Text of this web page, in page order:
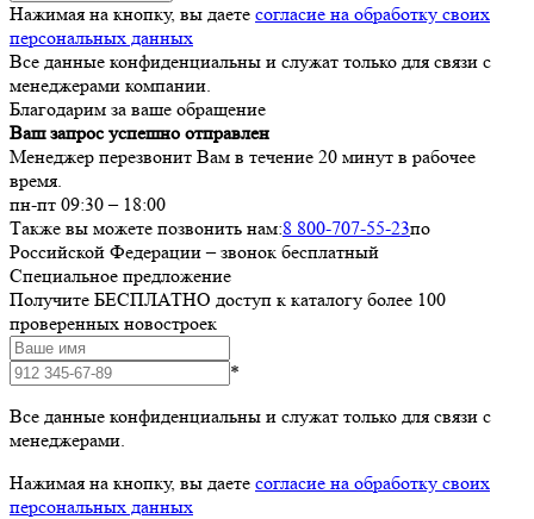
Нажимая на кнопку, вы даете согласие на обработку своих
персональных данных
Все данные конфиденциальны и служат только для связи с
менеджерами компании.
Благодарим за ваше обращение
Ваш запрос успешно отправлен
Менеджер перезвонит Вам в течение 20 минут в рабочее
время.
пн-пт 09:30 – 18:00
Также вы можете позвонить нам:8 800-707-55-23по
Российской Федерации – звонок бесплатный
Специальное предложение
Получите БЕСПЛАТНО доступ к каталогу более 100
проверенных новостроек
*
Все данные конфиденциальны и служат только для связи с
менеджерами.
Нажимая на кнопку, вы даете согласие на обработку своих
персональных данных